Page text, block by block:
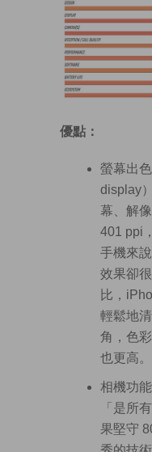
優點：
螢幕出
display
幕、解
401 ppi
手機來
效果卻
比，
輕鬆地
角，色
也更高。
相機功
「是所
果堅守